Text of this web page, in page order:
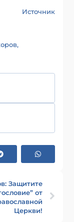
Источник
Защитите
от
Церкви!